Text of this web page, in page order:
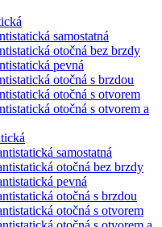
samostatná
otočná bez brzdy
pevná
otočná s brzdou
otočná s otvorem
otočná s otvorem a
samostatná
otočná bez brzdy
pevná
otočná s brzdou
otočná s otvorem